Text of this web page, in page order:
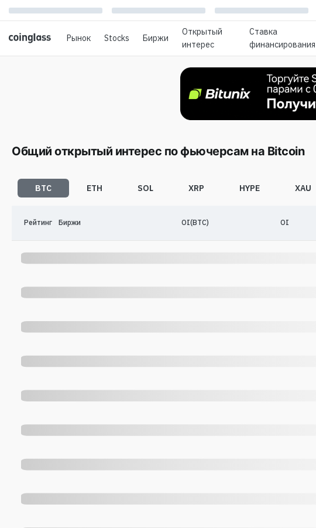
Рынок Stocks Биржи
Oткрытый
интерес
Ставка
финансирования
Общий открытый интерес по фьючерсам на Bitcoin
BTC ETH SOL XRP HYPE XAU
Рейтинг Биржи OI(BTC) OI